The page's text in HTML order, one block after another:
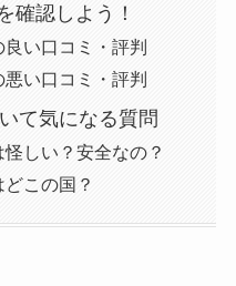
確認しよう！
い口コミ・評判
い口コミ・評判
て気になる質問
しい？安全なの？
この国？